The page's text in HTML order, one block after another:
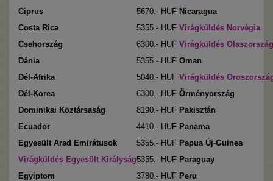
Ciprus
5670.- HUF
Costa Rica
5355.- HUF
Csehország
6300.- HUF
Dánia
5355.- HUF
Dél-Afrika
5040.- HUF
Dél-Korea
6300.- HUF
Dominikai Köztársaság
8190.- HUF
Ecuador
4410.- HUF
Egyesült Arad Emirátusok
5355.- HUF
Virágküldés Egyesült Királyság5355.- HUF
Egyiptom
3780.- HUF
Nicaragua
Virágküldés Norvégia
Virágküldés Olaszország
Oman
Virágküldés
Örményország
Pakisztán
Panama
Papua Új-Guinea
Paraguay
Peru